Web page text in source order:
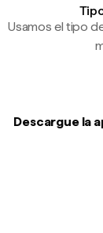
Usamos el tipo
Descargue la